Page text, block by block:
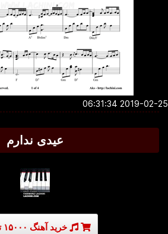
2019-02-25
عیدی ندارم
خرید آهنگ ۱۵۰۰۰ تومان